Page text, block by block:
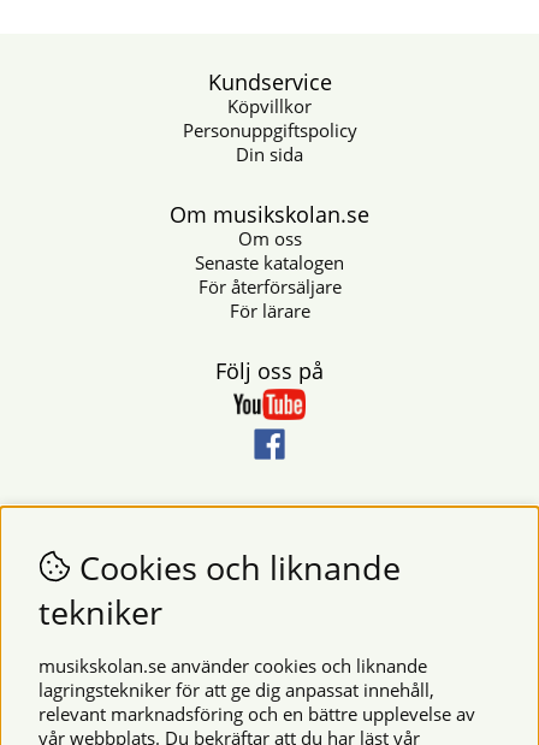
Kundservice
Köpvillkor
Personuppgiftspolicy
Din sida
Om musikskolan.se
Om oss
Senaste katalogen
För återförsäljare
För lärare
Följ oss på
Nyhetsbrev
Vill du få nyheter och erbjudanden från oss? Fyll då i din e-
postadress i fältet nedan.
Säkra betalningar
Cookies och liknande
tekniker
musikskolan.se använder cookies och liknande
lagringstekniker för att ge dig anpassat innehåll,
relevant marknadsföring och en bättre upplevelse av
vår webbplats. Du bekräftar att du har läst vår